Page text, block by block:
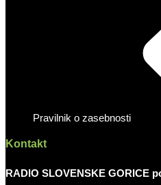
Pravilnik o zasebnosti
Kontakt
RADIO SLOVENSKE GORICE